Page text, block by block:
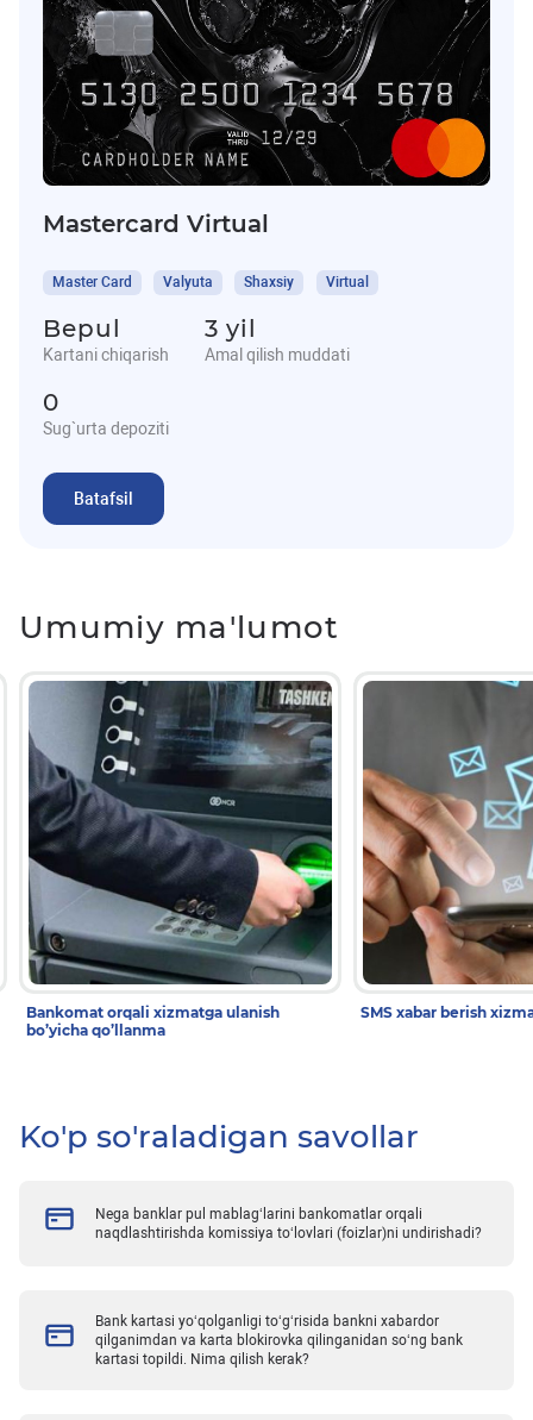
Mastercard Virtual
Master Card Valyuta Shaxsiy Virtual
Bepul
Kartani chiqarish
3 yil
Amal qilish muddati
0
Sug`urta depoziti
Batafsil
Umumiy ma'lumot
Bankomat orqali xizmatga ulanish
bo’yicha qo’llanma
SMS xabar berish
Ko'p so'raladigan savollar
Nega banklar pul mablag‘larini bankomatlar orqali
naqdlashtirishda komissiya to‘lovlari (foizlar)ni undirishadi?
Bank kartasi yo‘qolganligi to‘g‘risida bankni xabardor
qilganimdan va karta blokirovka qilinganidan so‘ng bank
kartasi topildi. Nima qilish kerak?